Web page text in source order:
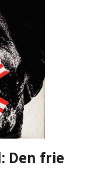
Den frie